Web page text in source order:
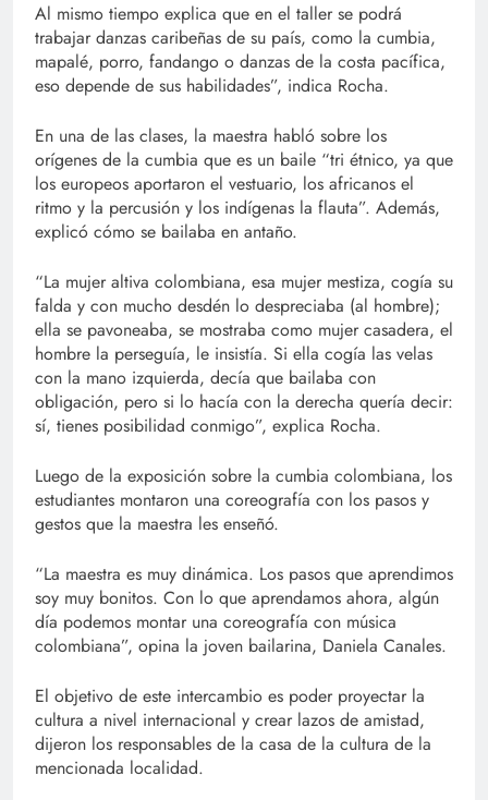
Al mismo tiempo explica que en el taller se podrá
trabajar danzas caribeñas de su país, como la cumbia,
mapalé, porro, fandango o danzas de la costa pacífica,
eso depende de sus habilidades”, indica Rocha.
En una de las clases, la maestra habló sobre los
orígenes de la cumbia que es un baile “tri étnico, ya que
los europeos aportaron el vestuario, los africanos el
ritmo y la percusión y los indígenas la flauta”. Además,
explicó cómo se bailaba en antaño.
“La mujer altiva colombiana, esa mujer mestiza, cogía su
falda y con mucho desdén lo despreciaba (al hombre);
ella se pavoneaba, se mostraba como mujer casadera, el
hombre la perseguía, le insistía. Si ella cogía las velas
con la mano izquierda, decía que bailaba con
obligación, pero si lo hacía con la derecha quería decir:
sí, tienes posibilidad conmigo”, explica Rocha.
Luego de la exposición sobre la cumbia colombiana, los
estudiantes montaron una coreografía con los pasos y
gestos que la maestra les enseñó.
“La maestra es muy dinámica. Los pasos que aprendimos
soy muy bonitos. Con lo que aprendamos ahora, algún
día podemos montar una coreografía con música
colombiana”, opina la joven bailarina, Daniela Canales.
El objetivo de este intercambio es poder proyectar la
cultura a nivel internacional y crear lazos de amistad,
dijeron los responsables de la casa de la cultura de la
mencionada localidad.